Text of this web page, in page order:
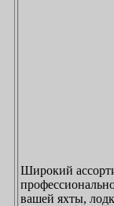
Широкий